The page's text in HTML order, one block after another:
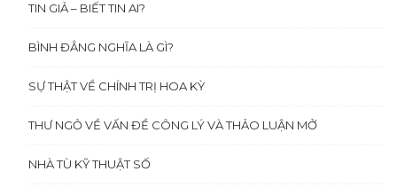
TIN GIẢ – BIẾT TIN AI?
BÌNH ĐẲNG NGHĨA LÀ GÌ?
SỰ THẬT VỀ CHÍNH TRỊ HOA KỲ
THƯ NGỎ VỀ VẤN ĐỀ CÔNG LÝ VÀ THẢO LUẬN MỞ
NHÀ TÙ KỸ THUẬT SỐ